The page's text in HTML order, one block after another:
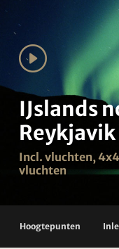
IJslands
Incl. vluchten,
vluchten
Hoogtepunten